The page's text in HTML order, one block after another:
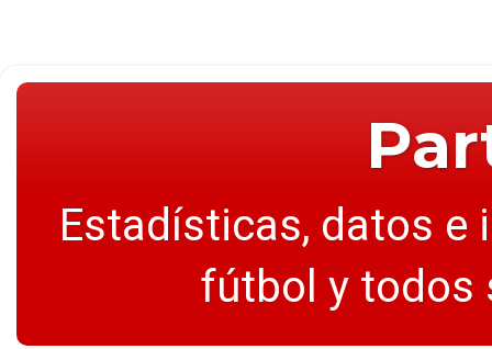
Estadísticas, datos e
fútbol y todos